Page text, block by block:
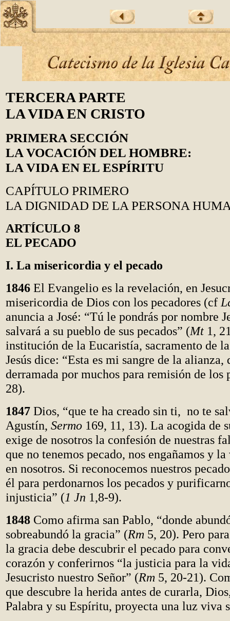
TERCERA PARTE
LA VIDA EN CRISTO
PRIMERA SECCIÓN
LA VOCACIÓN DEL HOMBRE:
LA VIDA EN EL ESPÍRITU
CAPÍTULO PRIMERO
LA DIGNIDAD DE LA PERSONA
ARTÍCULO 8
EL PECADO
I. La misericordia y el pecado
1846 El Evangelio es la revelación, en
misericordia de Dios con los pecadores (cf
anuncia a José: “Tú le pondrás por nombre
salvará a su pueblo de sus pecados” (Mt 1,
institución de la Eucaristía, sacramento de
Jesús dice: “Esta es mi sangre de la alianza,
derramada por muchos para remisión de los
28).
1847 Dios, “que te ha creado sin ti, no te
Agustín, Sermo 169, 11, 13). La acogida de
exige de nosotros la confesión de nuestras
que no tenemos pecado, nos engañamos y la
en nosotros. Si reconocemos nuestros
él para perdonarnos los pecados y
injusticia” (1 Jn 1,8-9).
1848 Como afirma san Pablo, “donde
sobreabundó la gracia” (Rm 5, 20). Pero
la gracia debe descubrir el pecado para
corazón y conferirnos “la justicia para la
Jesucristo nuestro Señor” (Rm 5, 20-21).
que descubre la herida antes de curarla,
Palabra y su Espíritu, proyecta una luz viva